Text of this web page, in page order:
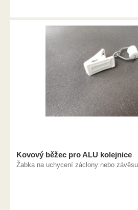
Kovový běžec pro ALU kolejnice
Žabka na uchycení záclony nebo
...